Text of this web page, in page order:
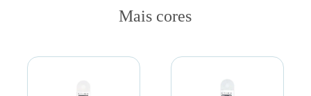
Mais cores